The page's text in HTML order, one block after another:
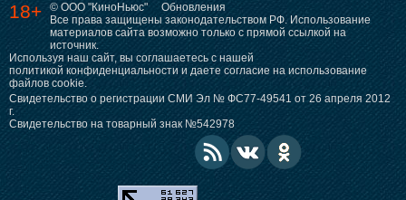
18+ © ООО "КиноНьюс"
Обновления
Все права защищены законодательством РФ. Использование
материалов сайта возможно только с прямой ссылкой на
источник.
Используя наш сайт, вы соглашаетесь с нашей
политикой конфиденциальности и даете согласие на использование
файлов cookie.
Свидетельство о регистрации СМИ Эл № ФС77-49541 от 26 апреля 2012
г.
Свидетельство на товарный знак №542978